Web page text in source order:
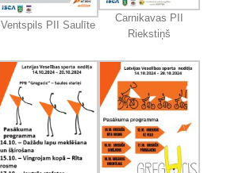
Ventspils PII Saulīte
Carnikavas PII
Riekstiņš